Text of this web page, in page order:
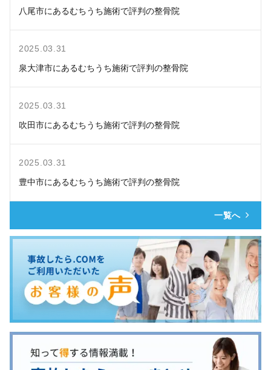
八尾市にあるむちうち施術で評判の整骨院
2025.03.31
泉大津市にあるむちうち施術で評判の整骨院
2025.03.31
吹田市にあるむちうち施術で評判の整骨院
2025.03.31
豊中市にあるむちうち施術で評判の整骨院
一覧へ